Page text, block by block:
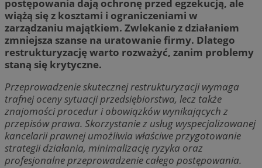
postępowania dają ochronę przed egzekucją, ale
wiążą się z kosztami i ograniczeniami w
zarządzaniu majątkiem. Zwlekanie z działaniem
zmniejsza szanse na uratowanie firmy. Dlatego
restrukturyzację warto rozważyć, zanim problemy
staną się krytyczne.
Przeprowadzenie skutecznej restrukturyzacji wymaga
trafnej oceny sytuacji przedsiębiorstwa, lecz także
znajomości procedur i obowiązków wynikających z
przepisów prawa. Skorzystanie z usług wyspecjalizowanej
kancelarii prawnej umożliwia właściwe przygotowanie
strategii działania, minimalizację ryzyka oraz
profesjonalne przeprowadzenie całego postępowania.